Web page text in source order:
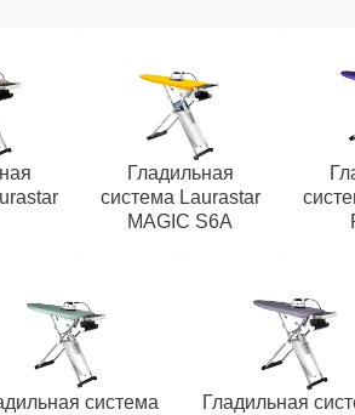
Гладильная
система Laurastar
MAGIC S6A
система
Гладильная